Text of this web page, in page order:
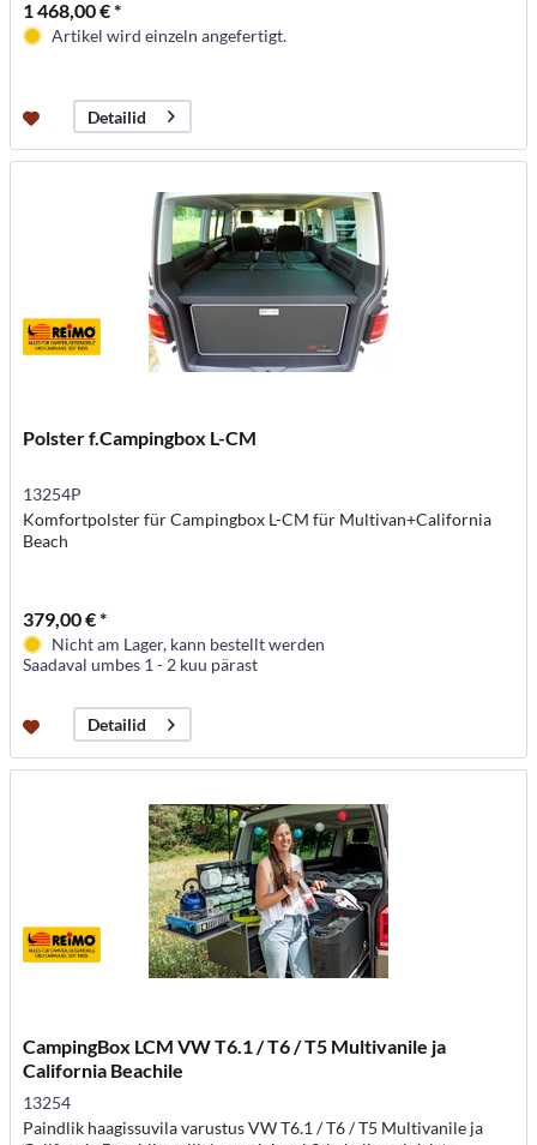
1 468,00 € *
Artikel wird einzeln angefertigt.
Detailid
Polster f.Campingbox L-CM
13254P
Komfortpolster für Campingbox L-CM für Multivan+California
Beach
379,00 € *
Nicht am Lager, kann bestellt werden
Saadaval umbes 1 - 2 kuu pärast
Detailid
CampingBox LCM VW T6.1 / T6 / T5 Multivanile ja
California Beachile
13254
Paindlik haagissuvila varustus VW T6.1 / T6 / T5 Multivanile ja